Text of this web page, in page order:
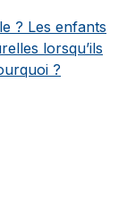
? Les enfants
lorsqu’ils
?